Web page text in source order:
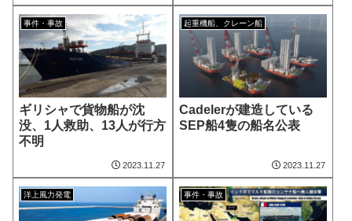
事件・事故
ギリシャで貨物船が沈
没、1人救助、13人が行方
不明
2023.11.27
起重機船、クレーン船
Cadelerが建造している
SEP船4隻の船名公表
2023.11.27
洋上風力発電 事件・事故